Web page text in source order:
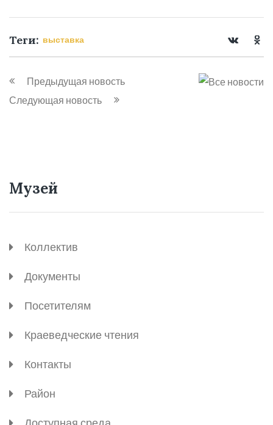
Теги: выставка
Предыдущая новость
Следующая новость
Музей
Коллектив
Документы
Посетителям
Краеведческие чтения
Контакты
Район